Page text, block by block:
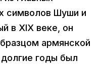
символов Шуши и
в XIX веке, он
армянской
годы был